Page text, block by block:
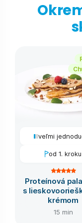
veľmi
od 1. kroku
Proteínová
s
krémom
15 min